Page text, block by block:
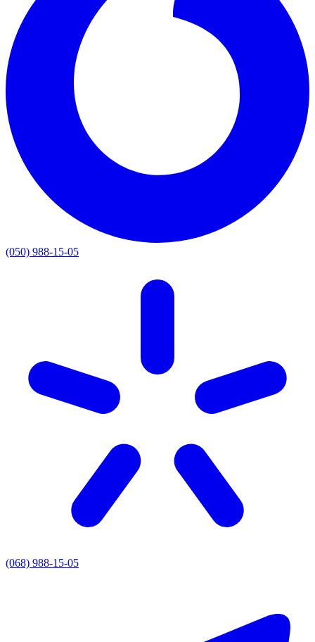
(050) 988-15-05
(068) 988-15-05